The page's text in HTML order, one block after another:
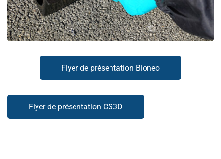
Flyer de présentation Bioneo
Flyer de présentation CS3D